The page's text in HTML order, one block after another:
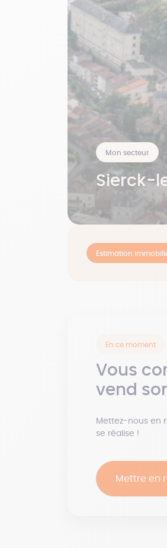
Mon secteur
Sierck-
Estimation
En ce moment
Vous
vend
Mettez-nous en
se réalise !
Mettre en